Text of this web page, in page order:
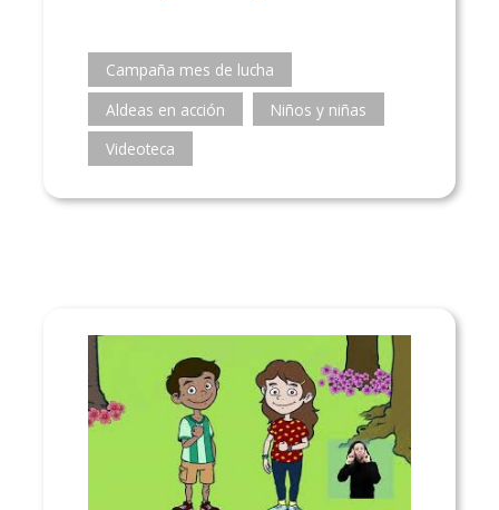
Campaña mes de lucha
Aldeas en acción
Niños y niñas
Videoteca